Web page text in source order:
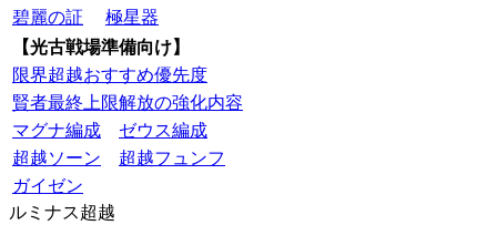
碧麗の証
極星器
【光古戦場準備向け】
限界超越おすすめ優先度
賢者最終上限解放の強化内容
マグナ編成
ゼウス編成
超越ソーン
超越フュンフ
ガイゼン
ルミナス超越